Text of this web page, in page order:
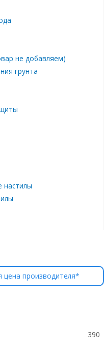
не добавляем)
грунта
настилы
цена производителя*
390